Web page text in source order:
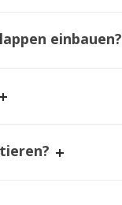
einbauen?